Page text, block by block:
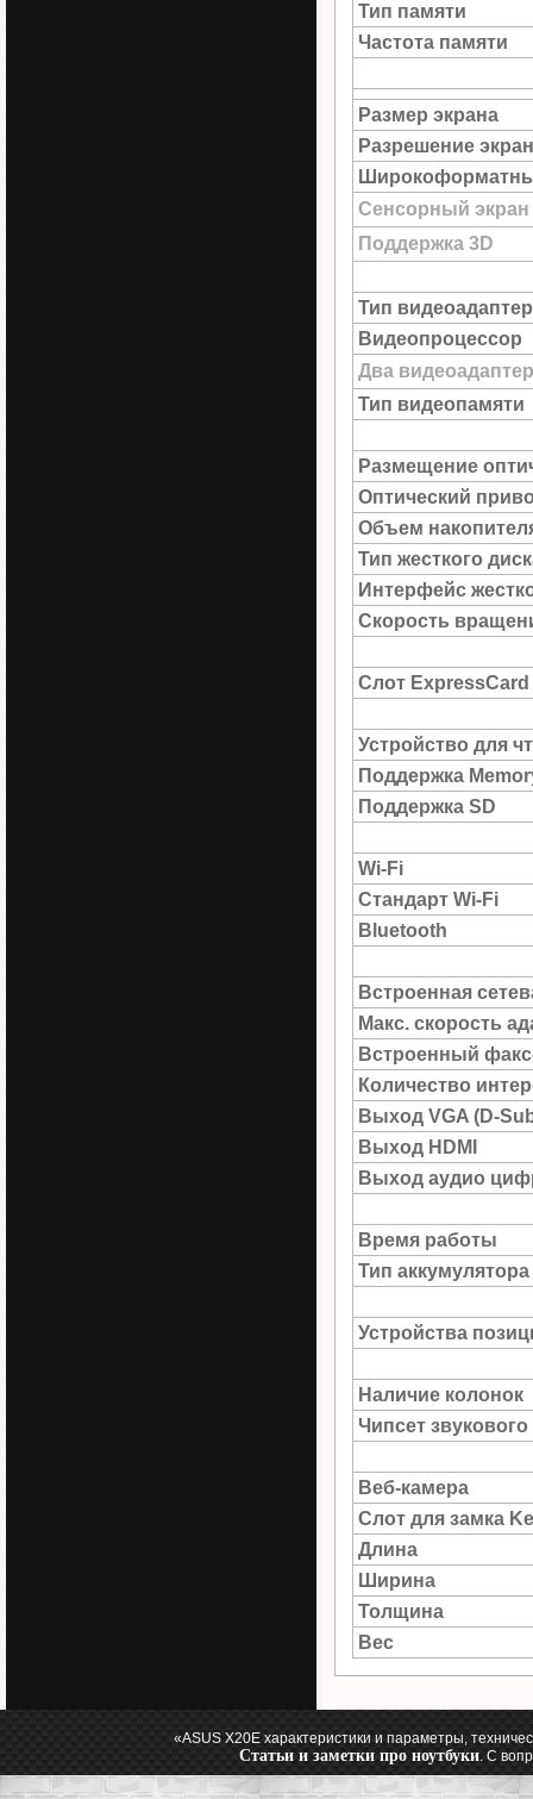
Тип памяти
Частота памяти
Размер экрана
Разрешение
Сенсорный экран
Поддержка 3D
Тип
Видеопроцессор
Два
Тип видеопамяти
Размещение
Оптический
Объем
Тип жесткого
Интерфейс
Скорость
Слот ExpressCard
Устройство для
Поддержка
Поддержка SD
Wi-Fi
Стандарт Wi-Fi
Bluetooth
Встроенная
Макс. скорость
Встроенный
Количество
Выход VGA (D-
Выход HDMI
Выход аудио
Время работы
Тип аккумулятора
Устройства
Наличие колонок
Чипсет
Веб-камера
Слот для замка
Длина
Ширина
Толщина
Вес
«ASUS X20E характеристики и параметры,
Статьи и заметки про ноутбуки. С